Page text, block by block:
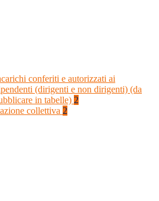
conferiti e autorizzati ai
(dirigenti e non dirigenti) (da
in tabelle) 2
collettiva 2